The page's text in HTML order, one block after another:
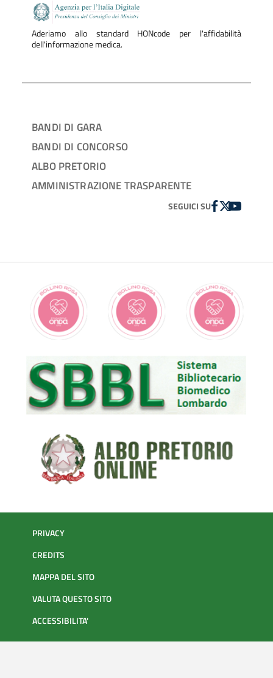
Aderiamo allo standard HONcode per l'affidabilità
dell'informazione medica.
BANDI DI GARA
BANDI DI CONCORSO
ALBO PRETORIO
AMMINISTRAZIONE TRASPARENTE
SEGUICI SUFACEBOOK
TWITTER
YOUTUBE
PRIVACY
CREDITS
MAPPA DEL SITO
VALUTA QUESTO SITO
ACCESSIBILITA'